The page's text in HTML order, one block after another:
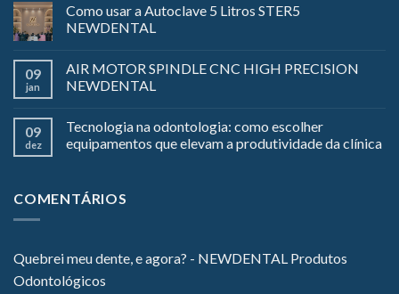
Como usar a Autoclave 5 Litros STER5
NEWDENTAL
09
jan
AIR MOTOR SPINDLE CNC HIGH PRECISION
NEWDENTAL
09
dez
Tecnologia na odontologia: como escolher
equipamentos que elevam a produtividade da clínica
COMENTÁRIOS
Quebrei meu dente, e agora? - NEWDENTAL Produtos
Odontológicos